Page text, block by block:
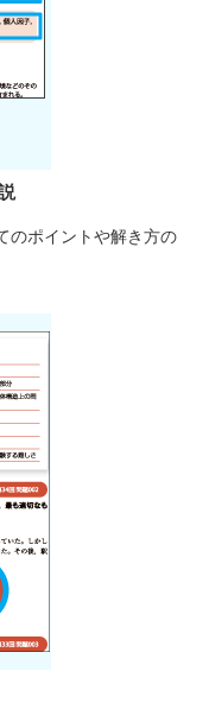
のポイントや解き方の